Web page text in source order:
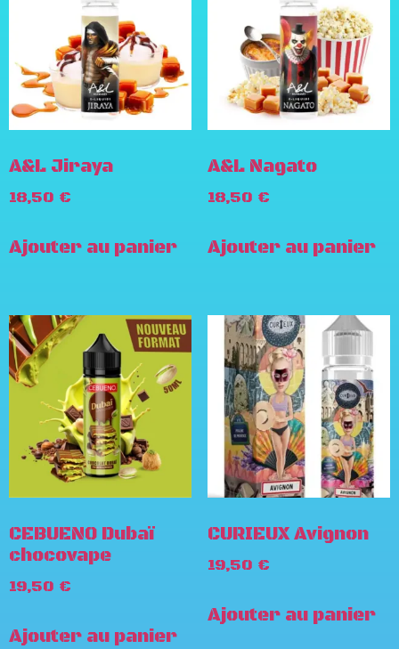
A&L Jiraya
18,50 €
Ajouter au panier
A&L Nagato
18,50 €
Ajouter au panier
CEBUENO Dubaï
chocovape
19,50 €
Ajouter au panier
CURIEUX Avignon
19,50 €
Ajouter au panier